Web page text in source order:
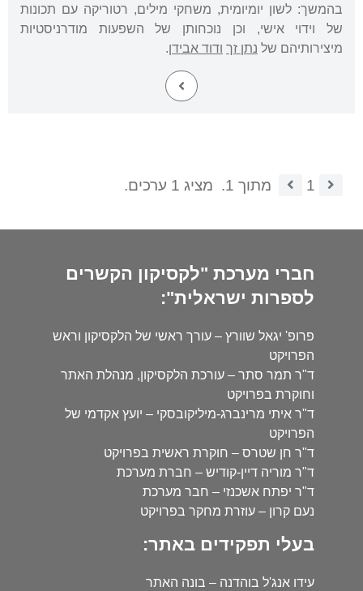
בהמשך: לשון יומיומית, משחקי מילים, רטוריקה עם תכונות
של וידוי אישי, וכן נוכחותן של השפעות מודרניסטיות
מיצירותיהם של נתן זך ודוד אבידן.
1 מתוך 1. מציג 1 ערכים.
חברי מערכת "לקסיקון הקשרים
לספרות ישראלית":
פרופ' יגאל שוורץ – עורך ראשי של הלקסיקון וראש
הפרויקט
ד"ר תמר סתר – עורכת הלקסיקון, מנהלת האתר
וחוקרת בפרויקט
ד"ר איתי מרינברג-מיליקובסקי – יועץ אקדמי של
הפרויקט
ד"ר חן שטרס – חוקרת ראשית בפרויקט
ד"ר מוריה דיין-קודיש – חברת מערכת
ד"ר יפתח אשכנזי – חבר מערכת
נעם קרון – עוזרת מחקר בפרויקט
בעלי תפקידים באתר:
עידו אנג'ל בוהדנה – בונה האתר